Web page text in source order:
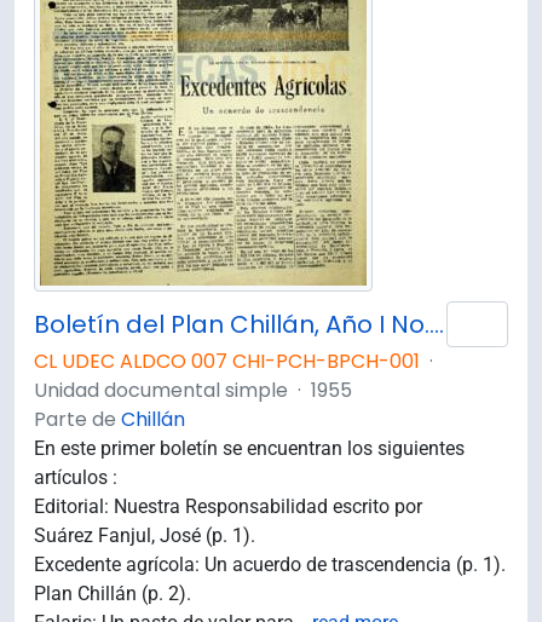
Boletín del Plan Chillán, Año I No.1 Enero - Febrero 1955.
CL UDEC ALDCO 007 CHI-PCH-BPCH-001 ·
Unidad documental simple · 1955
Parte de Chillán
En este primer boletín se encuentran los siguientes
artículos :
Editorial: Nuestra Responsabilidad escrito por
Suárez Fanjul, José (p. 1).
Excedente agrícola: Un acuerdo de trascendencia (p. 1).
Plan Chillán (p. 2).